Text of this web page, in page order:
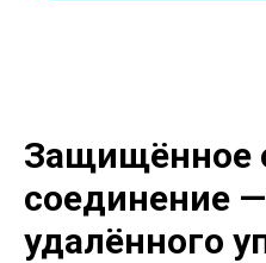
Защищённое
соединение
удалённого